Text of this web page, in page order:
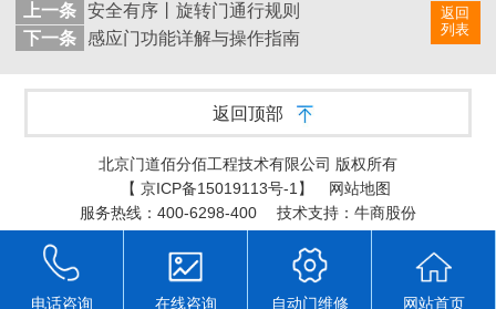
返回
列表
上一条 安全有序丨旋转门通行规则
下一条
感应门功能详解与操作指南
返回顶部
北京门道佰分佰工程技术有限公司 版权所有
【 京ICP备15019113号-1】 网站地图
服务热线：400-6298-400 技术支持：牛商股份
电话咨询 在线咨询 自动门维修 网站首页